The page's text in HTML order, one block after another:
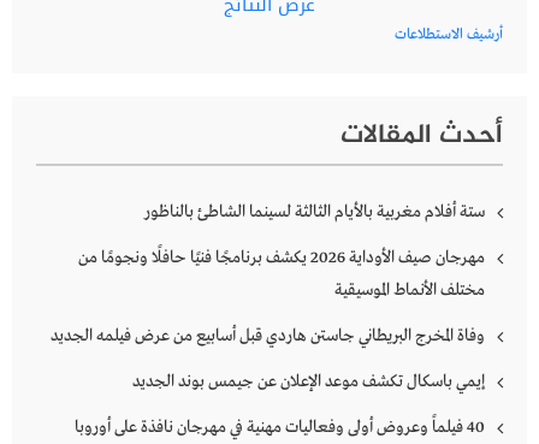
أرشيف الاستطلاعات
أحدث المقالات
ستة أفلام مغربية بالأيام الثالثة لسينما الشاطئ بالناظور
مهرجان صيف الأوداية 2026 يكشف برنامجًا فنيًا حافلًا ونجومًا من
مختلف الأنماط الموسيقية
وفاة المخرج البريطاني جاستن هاردي قبل أسابيع من عرض فيلمه الجديد
إيمي باسكال تكشف موعد الإعلان عن جيمس بوند الجديد
40 فيلماً وعروض أولى وفعاليات مهنية في مهرجان نافذة على أوروبا